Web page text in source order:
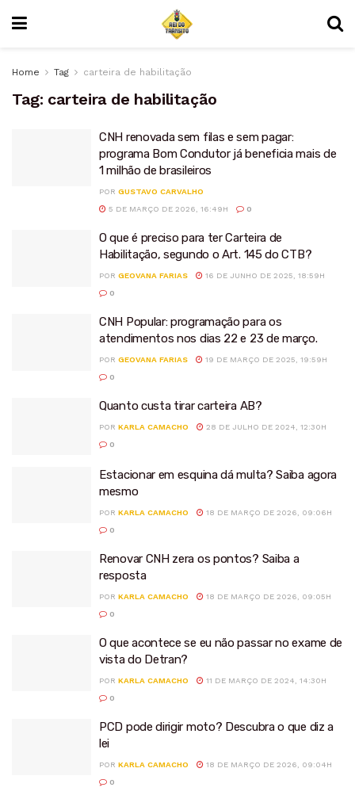
Home Tag carteira de habilitação
Tag: carteira de habilitação
CNH renovada sem filas e sem pagar:
programa Bom Condutor já beneficia mais de
1 milhão de brasileiros
POR GUSTAVO CARVALHO
5 DE MARÇO DE 2026, 16:49H
0
O que é preciso para ter Carteira de
Habilitação, segundo o Art. 145 do CTB?
POR GEOVANA FARIAS
16 DE JUNHO DE 2025, 18:59H
0
CNH Popular: programação para os
atendimentos nos dias 22 e 23 de março.
POR GEOVANA FARIAS
19 DE MARÇO DE 2025, 19:59H
0
Quanto custa tirar carteira AB?
POR KARLA CAMACHO
28 DE JULHO DE 2024, 12:30H
0
Estacionar em esquina dá multa? Saiba agora
mesmo
POR KARLA CAMACHO
18 DE MARÇO DE 2026, 09:06H
0
Renovar CNH zera os pontos? Saiba a
resposta
POR KARLA CAMACHO
18 DE MARÇO DE 2026, 09:05H
0
O que acontece se eu não passar no exame de
vista do Detran?
POR KARLA CAMACHO
11 DE MARÇO DE 2024, 14:30H
0
PCD pode dirigir moto? Descubra o que diz a
lei
POR KARLA CAMACHO
18 DE MARÇO DE 2026, 09:04H
0